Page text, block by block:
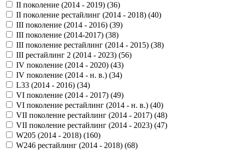
II поколение (2014 - 2019) (36)
II поколение рестайлинг (2014 - 2018) (40)
III поколение (2014 - 2016) (39)
III поколение (2014-2017) (38)
III поколение рестайлинг (2014 - 2015) (38)
III рестайлинг 2 (2014 - 2023) (56)
IV поколение (2014 - 2020) (43)
IV поколение (2014 - н. в.) (34)
L33 (2014 - 2016) (34)
VI поколение (2014 - 2017) (49)
VI поколение рестайлинг (2014 - н. в.) (40)
VII поколение рестайлинг (2014 - 2017) (48)
VII поколение рестайлинг (2014 - 2023) (47)
W205 (2014 - 2018) (160)
W246 рестайлинг (2014 - 2018) (68)